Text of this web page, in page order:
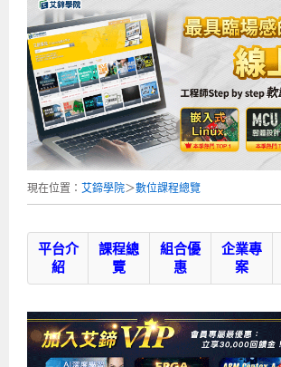
企業預約徵才
儲備講師計劃
最新補助課程
公司簡介
師資介紹
開發板介紹
環境設備
最新職缺
艾鍗新聞
獲獎與榮耀
交通資訊
課程說明會
課程說明會
政府補助職訓說明會
嵌入式Linux開發系列課程
[學程] 嵌入式Linux開發實務
Linux系統建置實務
Linux系統程式設計
Linux驅動程式設計實戰
ARM Boot Loader設計
Linux Socket網路程式設計
Raspberry Pi之Python程式設計硬體控制
嵌入式Linux開發與AI影像辨識
MCU韌體設計系列課程
ARM MCU單晶片韌體開發
USB韌體設計
STM32嵌入式開發實戰
[學程]MCU韌體設計實戰
TI MSP430微控制器開發
生醫感測器整合設計班
硬體/IC設計系列課程
全能電路設計實戰班
FPGA 數位IC設計實戰
感測電路設計與應用
Allegro/PCB Layout設計
工業電子丙級輔導考照課程
SoC FPGA嵌入式設計實戰
AI人工智慧系列課程
iPAS AI應用規劃師能力鑑定課程
AI深度學習與影像辨識實戰
AI雲端原生與MLOps自動化實務
AI機器學習與深度學習實戰班
青少年AI人工智慧實作班
iPAS經濟部產業人才能力鑑定
iPAS AI應用規劃師能力鑑定
iPAS AIoT 應用工程師(物聯網類)
iPAS巨量資料分析師
iPAS機器學習工程師
Web及雲端系列課程
Kubernetes雲原生實戰班
AI雲端原生與MLOps自動化實務
n8n 零基礎工作自動化實戰班
物聯網開發系列課程
[學程]物聯網整合開發實戰
Web全端開發應用
5G-SDN通訊系列課程
SDN網路技術與Mininet實戰
ROS機器人開發系列課程
數位課程
熱門課程
讓 AI 成為你的數位同事
AI雲端原生與MLOps自動化實務
n8n 零基礎工作自動化實戰班
Vibe Coding：AI 協作全端開發實戰班
iPAS AI應用規劃師能力鑑定課程
數位課程總覽
嵌入式Linux開發系列
嵌入式Linux學程(數位豪華版)
Linux系統程式設計
Linux驅動程式
ARM Boot Loader
使用C語言控制Raspberry Pi
Linux 作業系統實務
MCU韌體開發系列
MCU韌體設計
Python硬體控制-Pi Pico物聯網實作
Edge AI與Pi Pico實作應用
AI邊緣運算實作TensorFlow Lite for MCU
AI人工智慧系列課程
iPAS AI應用規劃師能力鑑定課程
Vibe Coding：AI協作全端開發
生成式AI能力認證
生成式AI基礎模型到Agentic AI
Web及雲端系列課程
kubernetes雲原生實戰班
AI雲端原生與MLOps自動化實務
Web全端開發應用班
IoT物聯網開發系列
物聯網整合開發與應用
Python硬體控制-Pi Pico物聯網實作
iPAS產業人才能力鑑定系列
iPAS AI應用規劃師
升大學APCS/學習歷程專區
補助專班
待業青年職訓課程(29歲以下)
Kubernetes工程師養成班
[假日班]AI邊緣運算實作TensorFlow Lite
[假日班]物聯網資訊安全實務
更多...
企業服務
企業教育訓練
企業儲值優惠方案
艾鍗企業VIP會員
企業徵才
研發設計服務
電腦教室租借服務[台北]
合作夥伴專區
研討活動
學員專區
會員優惠
學員見證
資訊專區
廠商求才
學員常見問題
學員權益與報名須知
前進校園
校園巡迴講座
研發實習生計畫
會員優惠
現在位置： 艾鍗學院＞數位課程總覽
平台介
紹
課程總
覽
組合優
惠
企業專
案